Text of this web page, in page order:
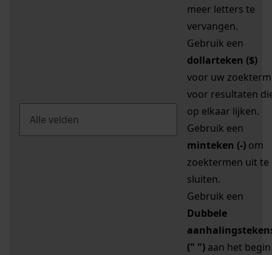
meer letters te
vervangen.
Gebruik een
dollarteken ($)
voor uw zoekterm
voor resultaten
op elkaar lijken.
Gebruik een
minteken (-) om
zoektermen uit te
sluiten.
Gebruik een
Dubbele
(" ") aan het begin